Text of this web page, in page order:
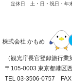
定休日 土・日・祝日・年
株式会社 かもめ
（観光庁長官登録旅行業
〒105-0003 東京都港区
TEL 03-3506-0757